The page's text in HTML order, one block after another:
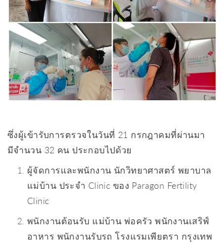
ซึ่งผู้เข้ารับการตรวจในวันที่ 21 กรกฎาคมที่ผ่านมา
มีจำนวน 32 คน ประกอบไปด้วย
ผู้จัดการและพนักงาน นักวิทยาศาสตร์ พยาบาล
แม่บ้าน ประจำ Clinic ของ Paragon Fertility
Clinic
พนักงานต้อนรับ แม่บ้าน พ่อครัว พนักงานเสริฟ์
อาหาร พนักงานรับรถ โรงแรมเพียตรา กรุงเทพ